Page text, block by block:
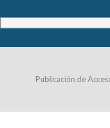
Publicación de